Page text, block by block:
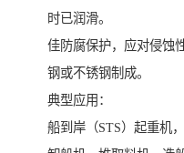
时已润滑。
佳防腐保护，应对侵蚀
钢或不锈钢制成。
典型应用：
船到岸（STS）起重机